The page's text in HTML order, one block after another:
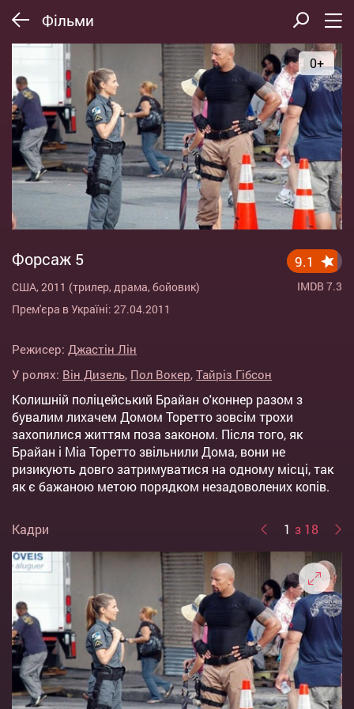
Фільми
0+
Форсаж 5
США, 2011 (трилер, драма, бойовик)
Прем'єра в Україні: 27.04.2011
9.1
IMDB 7.3
Режисер: Джастін Лін
У ролях: Він Дизель, Пол Вокер, Тайріз Гібсон
Колишній поліцейський Брайан о'коннер разом з
бувалим лихачем Домом Торетто зовсім трохи
захопилися життям поза законом. Після того, як
Брайан і Міа Торетто звільнили Дома, вони не
ризикують довго затримуватися на одному місці, так
як є бажаною метою порядком незадоволених копів.
Кадри 1 з 18